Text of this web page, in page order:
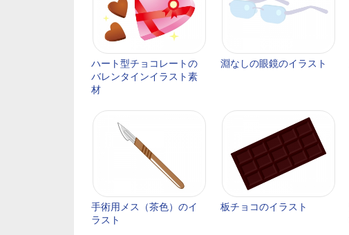
ハート型チョコレートの
バレンタインイラスト素
材
淵なしの眼鏡のイラスト
手術用メス（茶色）のイ
ラスト
板チョコのイラスト